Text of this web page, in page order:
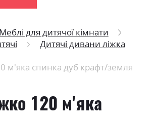
Меблі для дитячої кімнати
Дитячі дивани ліжка
м'яка спинка дуб крафт/земля
120 м'яка